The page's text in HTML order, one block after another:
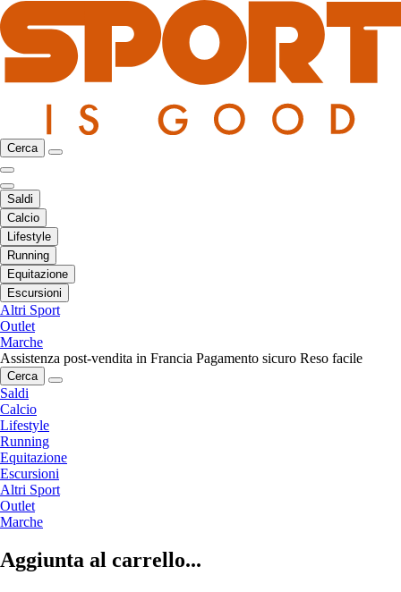
Cerca
Saldi
Calcio
Lifestyle
Running
Equitazione
Escursioni
Altri Sport
Outlet
Marche
Assistenza post-vendita in Francia Pagamento sicuro Reso facile
Cerca
Saldi
Calcio
Lifestyle
Running
Equitazione
Escursioni
Altri Sport
Outlet
Marche
Aggiunta al carrello...